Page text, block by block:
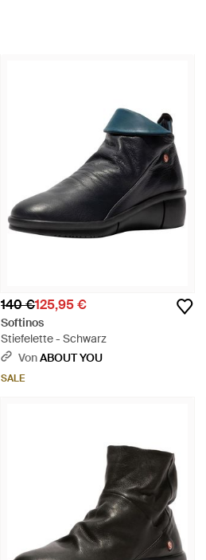
140 €125,95 €
Softinos
Stiefelette - Schwarz
VonABOUT YOU
SALE